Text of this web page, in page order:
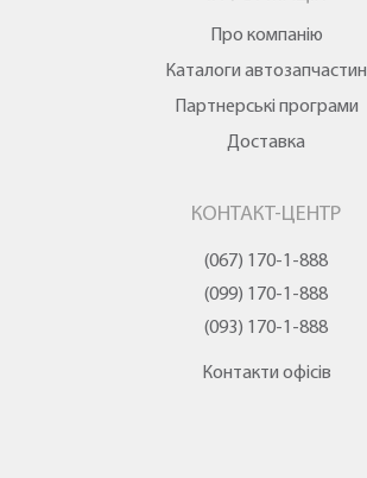
Про компанію
Каталоги автозапчастин
Партнерські програми
Доставка
КОНТАКТ-ЦЕНТР
(067) 170-1-888
(099) 170-1-888
(093) 170-1-888
Контакти офісів